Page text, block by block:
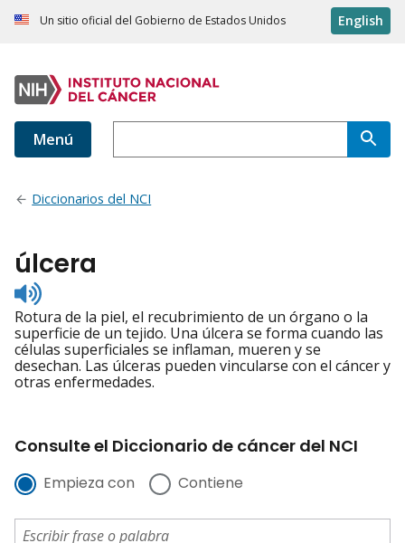
Un sitio oficial del Gobierno de Estados Unidos English
Menú
Diccionarios del NCI
úlcera
Listen
to
pronunciation
Rotura de la piel, el recubrimiento de un órgano o la
superficie de un tejido. Una úlcera se forma cuando las
células superficiales se inflaman, mueren y se
desechan. Las úlceras pueden vincularse con el cáncer y
otras enfermedades.
Consulte el Diccionario de cáncer del NCI
Empieza con Contiene